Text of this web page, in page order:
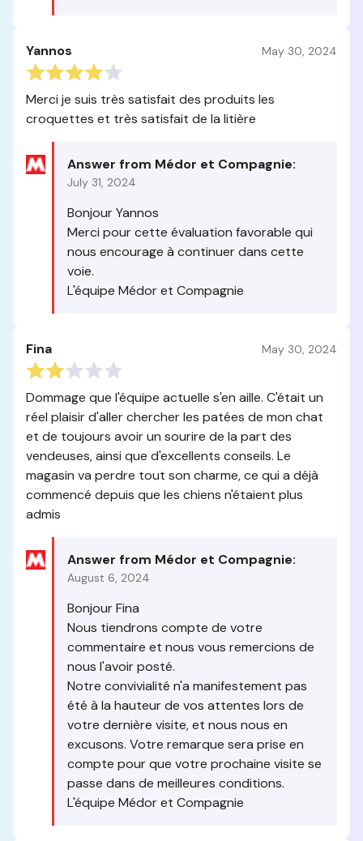
Yannos May 30, 2024
Merci je suis très satisfait des produits les
croquettes et très satisfait de la litière
Answer from Médor et Compagnie:
July 31, 2024
Bonjour Yannos
Merci pour cette évaluation favorable qui
nous encourage à continuer dans cette
voie.
L'équipe Médor et Compagnie
Fina May 30, 2024
Dommage que l'équipe actuelle s'en aille. C'était un
réel plaisir d'aller chercher les patées de mon chat
et de toujours avoir un sourire de la part des
vendeuses, ainsi que d'excellents conseils. Le
magasin va perdre tout son charme, ce qui a déjà
commencé depuis que les chiens n'étaient plus
admis
Answer from Médor et Compagnie:
August 6, 2024
Bonjour Fina
Nous tiendrons compte de votre
commentaire et nous vous remercions de
nous l'avoir posté.
Notre convivialité n'a manifestement pas
été à la hauteur de vos attentes lors de
votre dernière visite, et nous nous en
excusons. Votre remarque sera prise en
compte pour que votre prochaine visite se
passe dans de meilleures conditions.
L'équipe Médor et Compagnie